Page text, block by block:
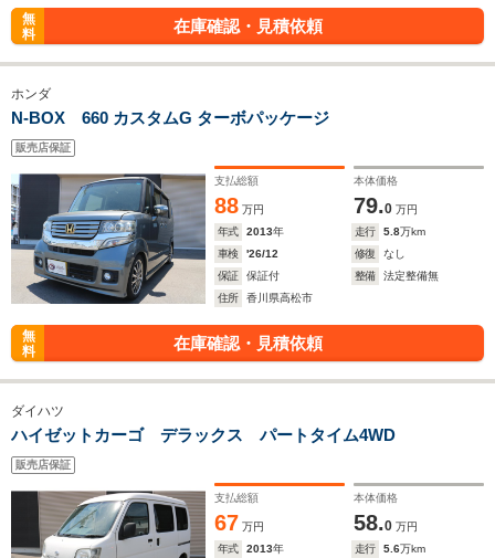
無
料
在庫確認・見積依頼
ホンダ
N-BOX 660 カスタムG ターボパッケージ
販売店保証
支払総額
88 万円
本体価格
79.0 万円
年式
2013年 走行 5.8万km
車検
'26/12 修復
なし
保証
保証付 整備
法定整備無
住所
香川県高松市
無
料
在庫確認・見積依頼
ダイハツ
ハイゼットカーゴ デラックス パートタイム4WD
販売店保証
支払総額
67 万円
本体価格
58.0 万円
年式
2013年 走行 5.6万km